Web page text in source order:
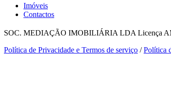
Imóveis
Contactos
SOC. MEDIAÇÃO IMOBILIÁRIA LDALicença
Política de Privacidade e Termos de serviço /Política